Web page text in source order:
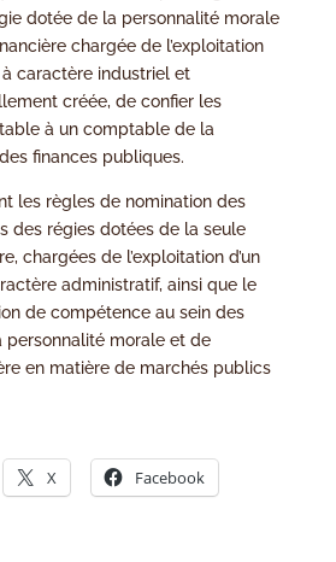
dotée de la personnalité morale
chargée de l’exploitation
à caractère industriel et
créée, de confier les
à un comptable de la
finances publiques.
les règles de nomination des
des régies dotées de la seule
chargées de l’exploitation d’un
administratif, ainsi que le
de compétence au sein des
personnalité morale et de
en matière de marchés publics
X Facebook